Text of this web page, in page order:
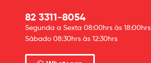
82 3311-8054
Segunda a Sexta 08:00hrs às 18:00hrs
Sábado 08:30hrs às 12:30hrs